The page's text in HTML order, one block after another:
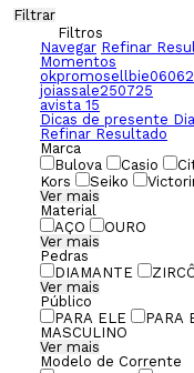
Filtrar
Filtros
Navegar Refinar
Momentos
joiassale250725
avista 15
Dicas de presente
Refinar Resultado
Marca
Bulova
Casio
Kors
Seiko
Ver mais
Material
AÇO
OURO
Ver mais
Pedras
DIAMANTE
Ver mais
Público
PARA ELE
PARA
MASCULINO
Ver mais
Modelo de Corrente